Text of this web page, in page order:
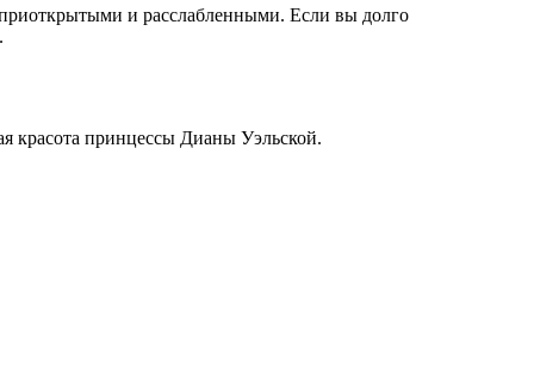
и расслабленными. Если вы долго
красота принцессы Дианы Уэльской.